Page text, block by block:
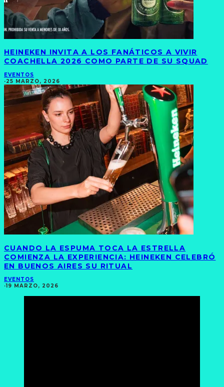
HEINEKEN INVITA A LOS FANÁTICOS A VIVIR
COACHELLA 2026 COMO PARTE DE SU SQUAD
EVENTOS
·25 MARZO, 2026
CUANDO LA ESPUMA TOCA LA ESTRELLA
COMIENZA LA EXPERIENCIA: HEINEKEN CELEBRÓ
EN BUENOS AIRES SU RITUAL
EVENTOS
·19 MARZO, 2026